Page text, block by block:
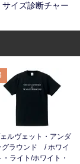
イズ診断チャー
ルヴェット・アンダ
グラウンド / ホワイ
・ライト/ホワイト・